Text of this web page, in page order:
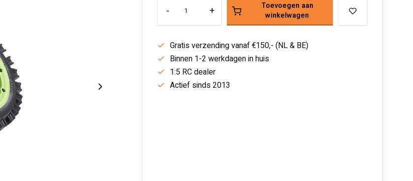
- +
Toevoegen aan
winkelwagen
Gratis verzending vanaf €150,- (NL & BE)
Binnen 1-2 werkdagen in huis
1:5 RC dealer
Actief sinds 2013